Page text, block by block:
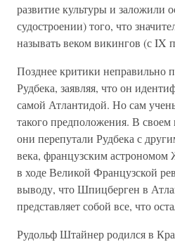
развитие культуры и заложили
судостроении) того, что
называть веком викингов (с IX
Позднее критики неправильно
Рудбека, заявляя, что он
самой Атлантидой. Но сам
такого предположения. В
они перепутали Рудбека с
века, французским
в ходе Великой Французской
выводу, что Шпицберген в
представляет собой все, что
Рудольф Штайнер родился в